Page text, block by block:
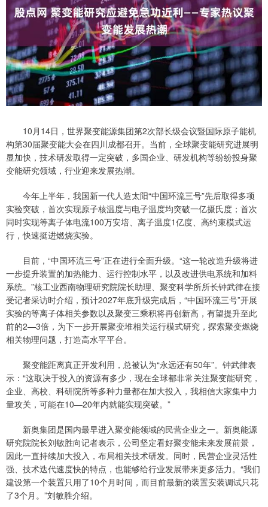
10月14日，世界聚变能源集团第2次部长级会议暨国际原子能机
构第30届聚变能大会在四川成都召开。当前，全球聚变能研究进展明
显加快，技术研发取得一定突破，多国企业、研发机构等纷纷投身聚
变能研究领域，行业迎来发展热潮。
今年上半年，我国新一代人造太阳“中国环流三号”先后取得多项
实验突破，首次实现原子核温度与电子温度均突破一亿摄氏度；首次
同时实现等离子体电流100万安培、离子温度1亿度、高约束模式运
行，快速挺进燃烧实验。
目前，“中国环流三号”正在进行全面升级。“这一轮改造升级将进
一步提升装置的加热能力、运行控制水平，以及改进供电系统和加料
系统。”核工业西南物理研究院院长助理、聚变科学所所长钟武律在接
受记者采访时介绍，预计2027年底升级完成后，“中国环流三号”开展
实验的等离子体相关参数以及聚变三乘积将再创新高，有望提升至此
前的2—3倍，为下一步开展聚变堆相关运行模式研究，探索聚变燃烧
相关物理问题，打造高水平平台。
聚变能距离真正开发利用，总被认为“永远还有50年”。钟武律表
示：“这取决于投入的资源有多少，现在全球都非常关注聚变能研究，
企业、高校、科研院所等多种力量都在加大投入，我相信大家集中力
量攻关，可能在10—20年内就能实现突破。”
新奥集团是国内最早进入聚变能领域的民营企业之一。新奥能源
研究院院长刘敏胜向记者表示，公司坚定看好聚变能未来发展前景，
因此一直持续加大投入，布局相关技术研发。同时，民营企业灵活性
强、技术迭代速度快的特点，也能够给行业发展带来更多活力。“我们
建设第一个装置只用了10个月时间，而目前最新的装置安装调试只花
了3个月。”刘敏胜介绍。